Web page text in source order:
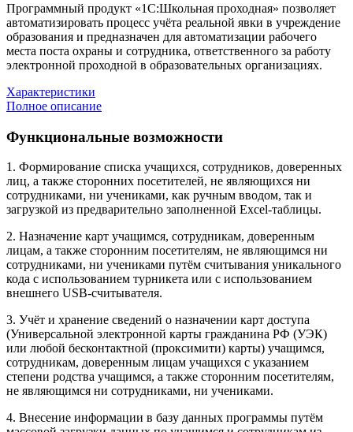
Программный продукт «1С:Школьная проходная» позволяет
автоматизировать процесс учёта реальной явки в учреждение
образования и предназначен для автоматизации рабочего
места поста охраны и сотрудника, ответственного за работу
электронной проходной в образовательных организациях.
Характеристики
Полное описание
Функциональные возможности
1. Формирование списка учащихся, сотрудников, доверенных
лиц, а также сторонних посетителей, не являющихся ни
сотрудниками, ни учениками, как ручным вводом, так и
загрузкой из предварительно заполненной Excel-таблицы.
2. Назначение карт учащимся, сотрудникам, доверенным
лицам, а также сторонним посетителям, не являющимся ни
сотрудниками, ни учениками путём считывания уникального
кода с использованием турникета или с использованием
внешнего USB-считывателя.
3. Учёт и хранение сведений о назначении карт доступа
(Универсальной электронной карты гражданина РФ (УЭК)
или любой бесконтактной (проксимити) карты) учащимся,
сотрудникам, доверенным лицам учащихся с указанием
степени родства учащимся, а также сторонним посетителям,
не являющимся ни сотрудниками, ни учениками.
4. Внесение информации в базу данных программы путём